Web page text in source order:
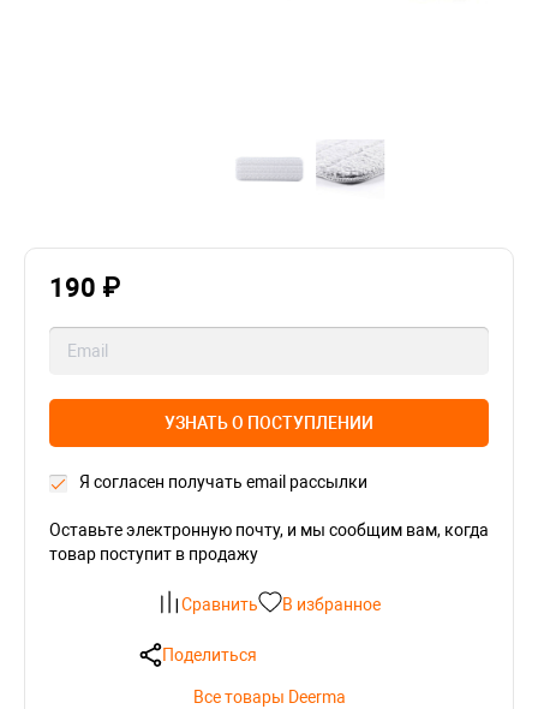
190 ₽
УЗНАТЬ О ПОСТУПЛЕНИИ
Я согласен получать email рассылки
Оставьте электронную почту, и мы сообщим вам, когда
товар поступит в продажу
Сравнить В избранное
Поделиться
Все товары Deerma